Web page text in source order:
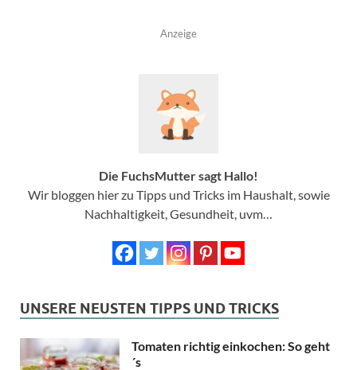
Anzeige
Die FuchsMutter sagt Hallo!
Wir bloggen hier zu Tipps und Tricks im Haushalt, sowie
Nachhaltigkeit, Gesundheit, uvm…
UNSERE NEUSTEN TIPPS UND TRICKS
Tomaten richtig einkochen: So geht
´s